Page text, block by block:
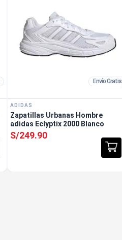
Envío Gratis
ADIDAS
Zapatillas Urbanas Hombre
adidas Eclyptix 2000 Blanco
S/249.90